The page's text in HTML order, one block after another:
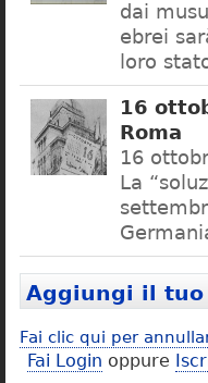
dai
ebrei
loro
16
Roma
16
La
Aggiungi il tuo
Fai clic qui per
Fai Login oppure